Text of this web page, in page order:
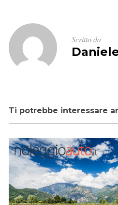
Scritto da
Ti potrebbe interessare